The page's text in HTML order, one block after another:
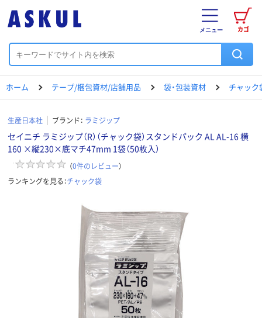
カゴ
メニュー
ホーム テープ/梱包資材/店舗用品 袋・包装資材 チャック
生産日本社 ブランド： ラミジップ
セイニチ ラミジップ（R）（チャック袋）スタンドパック AL AL-16 横
160 ×縦230×底マチ47mm 1袋（50枚入）
（0件のレビュー）
ランキングを見る：チャック袋